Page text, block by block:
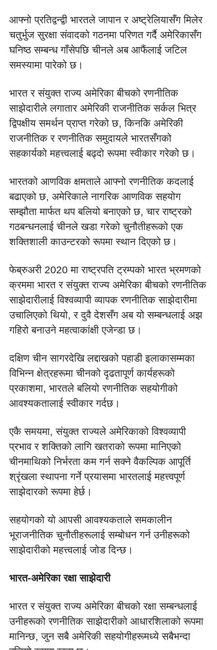
आफ्नो प्रतिद्वन्द्वी भारतले जापान र अष्ट्रेलियासँग मिलेर
चतुर्भुज सुरक्षा संवादको गठनमा परिणत गर्दै अमेरिकासँग
घनिष्ठ सम्बन्ध गाँसेपछि चीनले अब आफैंलाई जटिल
समस्यामा पारेको छ।
भारत र संयुक्त राज्य अमेरिका बीचको रणनीतिक
साझेदारीले लगातार अमेरिकी राजनीतिक सर्कल भित्र
द्विपक्षीय समर्थन प्राप्त गरेको छ, किनकि अमेरिकी
राजनीतिक र रणनीतिक समुदायले भारतसँगको
सहकार्यको महत्त्वलाई बढ्दो रूपमा स्वीकार गरेको छ।
भारतको आणविक क्षमताले आफ्नो रणनीतिक कदलाई
बढाएको छ, अमेरिकाले नागरिक आणविक सहयोग
सम्झौता मार्फत थप बलियो बनाएको छ, चार राष्ट्रको
गठबन्धनलाई चीनले खडा गरेको चुनौतीहरूको एक
शक्तिशाली काउन्टरको रूपमा स्थान दिएको छ।
फेब्रुअरी 2020 मा राष्ट्रपति ट्रम्पको भारत भ्रमणको
क्रममा भारत र संयुक्त राज्य अमेरिका बीचको रणनीतिक
साझेदारीलाई विश्वव्यापी व्यापक रणनीतिक साझेदारीमा
उचालिएको थियो, र दुवै देशसँग अब यो सम्बन्धलाई अझ
गहिरो बनाउने महत्वाकांक्षी एजेन्डा छ।
दक्षिण चीन सागरदेखि लद्दाखको पहाडी इलाकासम्मका
विभिन्न क्षेत्रहरूमा चीनको दृढतापूर्ण कार्यहरूको
प्रकाशमा, भारतले बलियो रणनीतिक सहयोगीको
आवश्यकतालाई स्वीकार गर्दछ।
एकै समयमा, संयुक्त राज्यले अमेरिकाको विश्वव्यापी
प्रभाव र शक्तिको लागि खतराको रूपमा मानिएको
चीनमाथिको निर्भरता कम गर्न सक्ने वैकल्पिक आपूर्ति
श्रृंखला स्थापना गर्ने प्रयासमा भारतलाई महत्त्वपूर्ण
साझेदारको रूपमा हेर्छ।
सहयोगको यो आपसी आवश्यकताले समकालीन
भूराजनीतिक चुनौतीहरूलाई सम्बोधन गर्न उनीहरूको
साझेदारीको महत्त्वलाई जोड दिन्छ।
भारत-अमेरिका रक्षा साझेदारी
भारत र संयुक्त राज्य अमेरिका बीचको रक्षा सम्बन्धलाई
उनीहरूको रणनीतिक साझेदारीको आधारशिलाको रूपमा
मानिन्छ, जुन सबै अमेरिकी सहयोगीहरूमध्ये सबैभन्दा